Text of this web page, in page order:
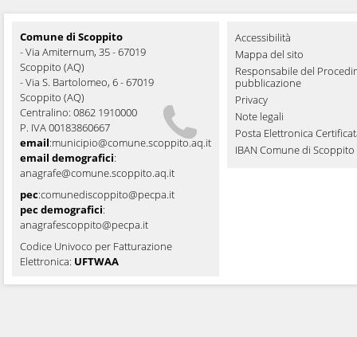
Comune di Scoppito
- Via Amiternum, 35 - 67019
Scoppito (AQ)
- Via S. Bartolomeo, 6 - 67019
Scoppito (AQ)
Centralino: 0862 1910000
P. IVA 00183860667
email:municipio@comune.scoppito.aq.it
email demografici:
anagrafe@comune.scoppito.aq.it
pec:comunediscoppito@pecpa.it
pec demografici:
anagrafescoppito@pecpa.it
Codice Univoco per Fatturazione
Elettronica: UFTWAA
Accessibilità
Mappa del sito
Responsabile del
pubblicazione
Privacy
Note legali
Posta Elettronica
IBAN Comune di Scoppito